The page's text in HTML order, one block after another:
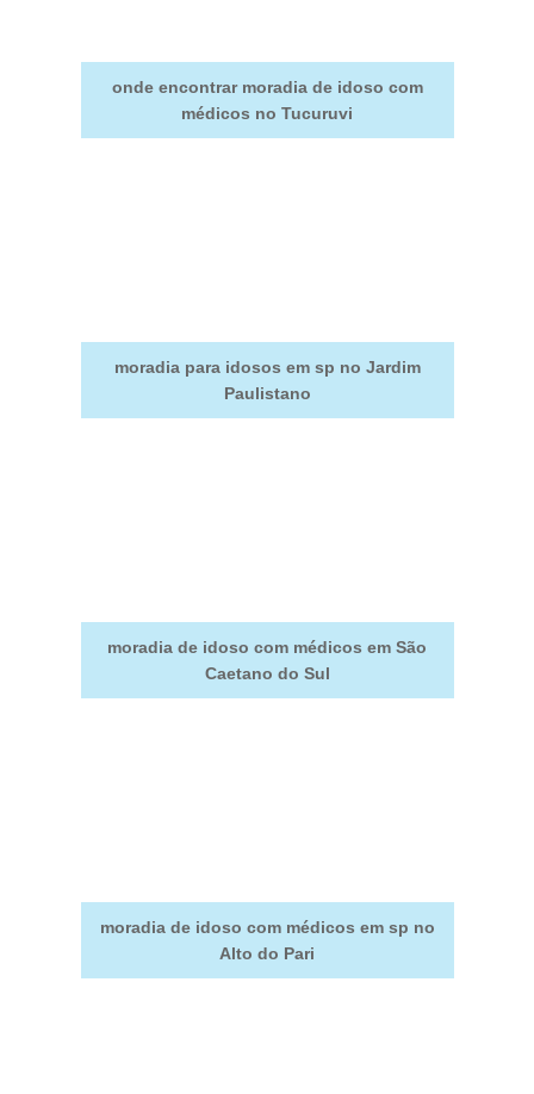
onde encontrar moradia de idoso com
médicos no Tucuruvi
moradia para idosos em sp no Jardim
Paulistano
moradia de idoso com médicos em São
Caetano do Sul
moradia de idoso com médicos em sp no
Alto do Pari